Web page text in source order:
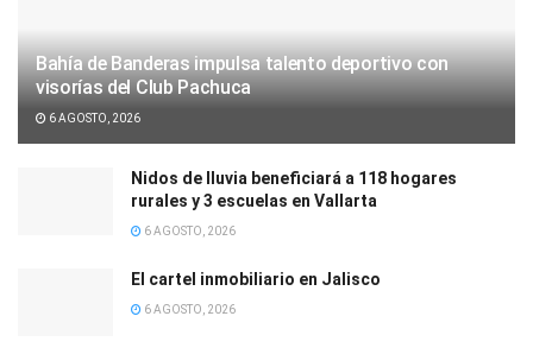
Bahía de Banderas impulsa talento deportivo con
visorías del Club Pachuca
6 AGOSTO, 2026
Nidos de lluvia beneficiará a 118 hogares
rurales y 3 escuelas en Vallarta
6 AGOSTO, 2026
El cartel inmobiliario en Jalisco
6 AGOSTO, 2026